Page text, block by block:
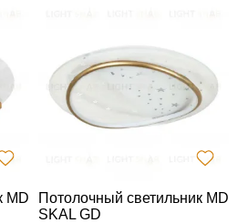
MD
Потолочный светильник MD
SKAL GD